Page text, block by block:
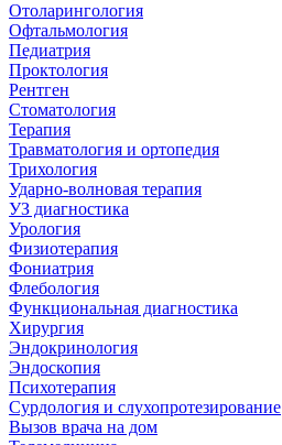
Отоларингология
Офтальмология
Педиатрия
Проктология
Рентген
Стоматология
Терапия
Травматология и ортопедия
Трихология
Ударно-волновая терапия
УЗ диагностика
Урология
Физиотерапия
Фониатрия
Флебология
Функциональная диагностика
Хирургия
Эндокринология
Эндоскопия
Психотерапия
Сурдология и слухопротезирование
Вызов врача на дом